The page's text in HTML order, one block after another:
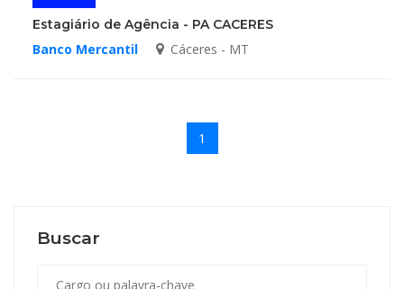
Estagiário de Agência - PA CACERES
Banco Mercantil Cáceres - MT
1
Buscar